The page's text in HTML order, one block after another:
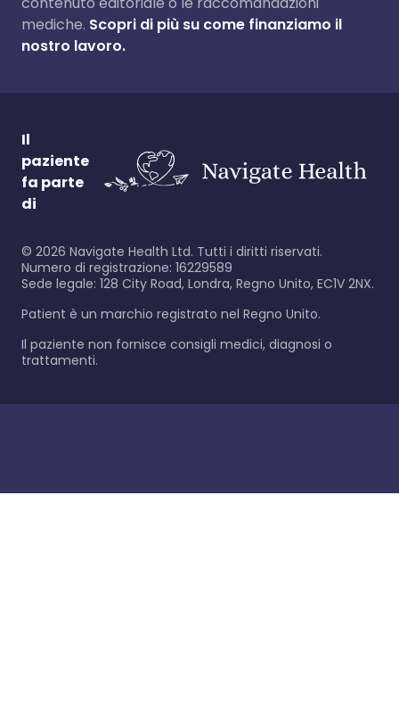
mediche. Scopri di più su come finanziamo il
nostro lavoro.
Il
paziente
fa parte
di
© 2026 Navigate Health Ltd. Tutti i diritti riservati.
Numero di registrazione: 16229589
Sede legale: 128 City Road, Londra, Regno Unito, EC1V 2NX.
Patient è un marchio registrato nel Regno Unito.
Il paziente non fornisce consigli medici, diagnosi o
trattamenti.